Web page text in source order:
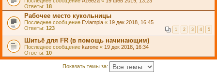
Ответы: 18
Рабочее место кукольницы
Последнее сообщение Evlampia « 19 дек 2018, 16:45
Ответы: 123 1 2 3 4 5
Шитьё для FR (в помощь начинающим)
Последнее сообщение karone « 19 дек 2018, 16:34
Ответы: 10
Показать темы за: